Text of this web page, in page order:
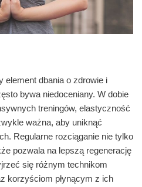
element dbania o zdrowie i
bywa niedoceniany. W dobie
treningów, elastyczność
ważna, aby uniknąć
Regularne rozciąganie nie tylko
pozwala na lepszą regenerację
się różnym technikom
korzyściom płynącym z ich